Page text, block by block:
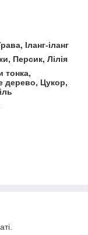
Іланг-іланг
Персик, Лілія
тонка,
дерево, Цукор,